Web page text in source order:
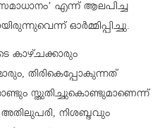
എന്ന് ആലപിച്ച
ഓര്‍മ്മിപ്പിച്ചു.
കാഴ്ചക്കാരും
തിരികെപ്പോകുന്നത്
സ്തുതിച്ചുകൊണ്ടുമാണെന്ന്
നിശബ്ദവും